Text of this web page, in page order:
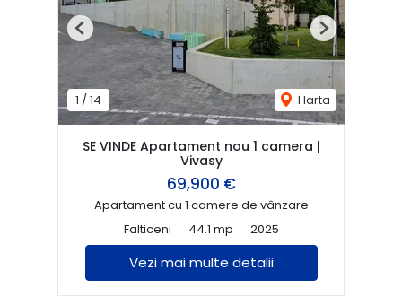
1 /14 Harta
Previous Next
SE VINDE Apartament nou 1 camera |
Vivasy
69,900 €
Apartament cu 1 camere de vânzare
Falticeni
44.1 mp 2025
Vezi mai multe detalii